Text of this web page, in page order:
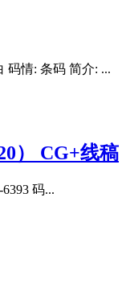
码情: 条码 简介: ...
） CG+线稿
码...